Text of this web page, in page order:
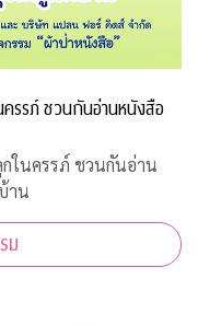
รรภ์ ชวนกันอ่านหนังสือ
ในครรภ์ ชวนกันอ่าน
าน
ม